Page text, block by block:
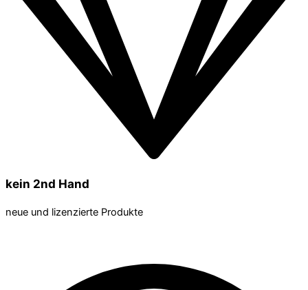
kein 2nd Hand
neue und lizenzierte Produkte